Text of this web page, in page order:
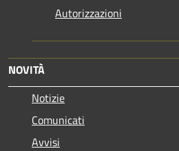
Autorizzazioni
NOVITÀ
Notizie
Comunicati
Avvisi